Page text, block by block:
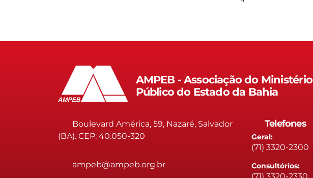
AMPEB - Associação do Ministério
Público do Estado da Bahia
Boulevard América, 59, Nazaré, Salvador
(BA). CEP: 40.050-320
ampeb@ampeb.org.br
Telefones
Geral:
(71) 3320-2300
Consultórios: